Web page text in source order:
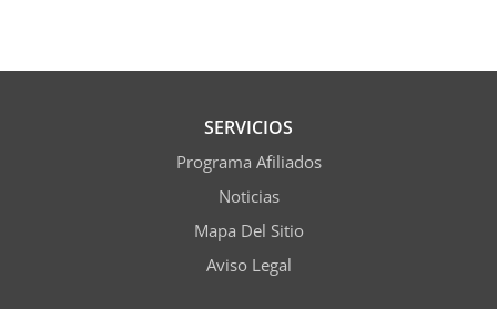
SERVICIOS
Programa Afiliados
Noticias
Mapa Del Sitio
Aviso Legal